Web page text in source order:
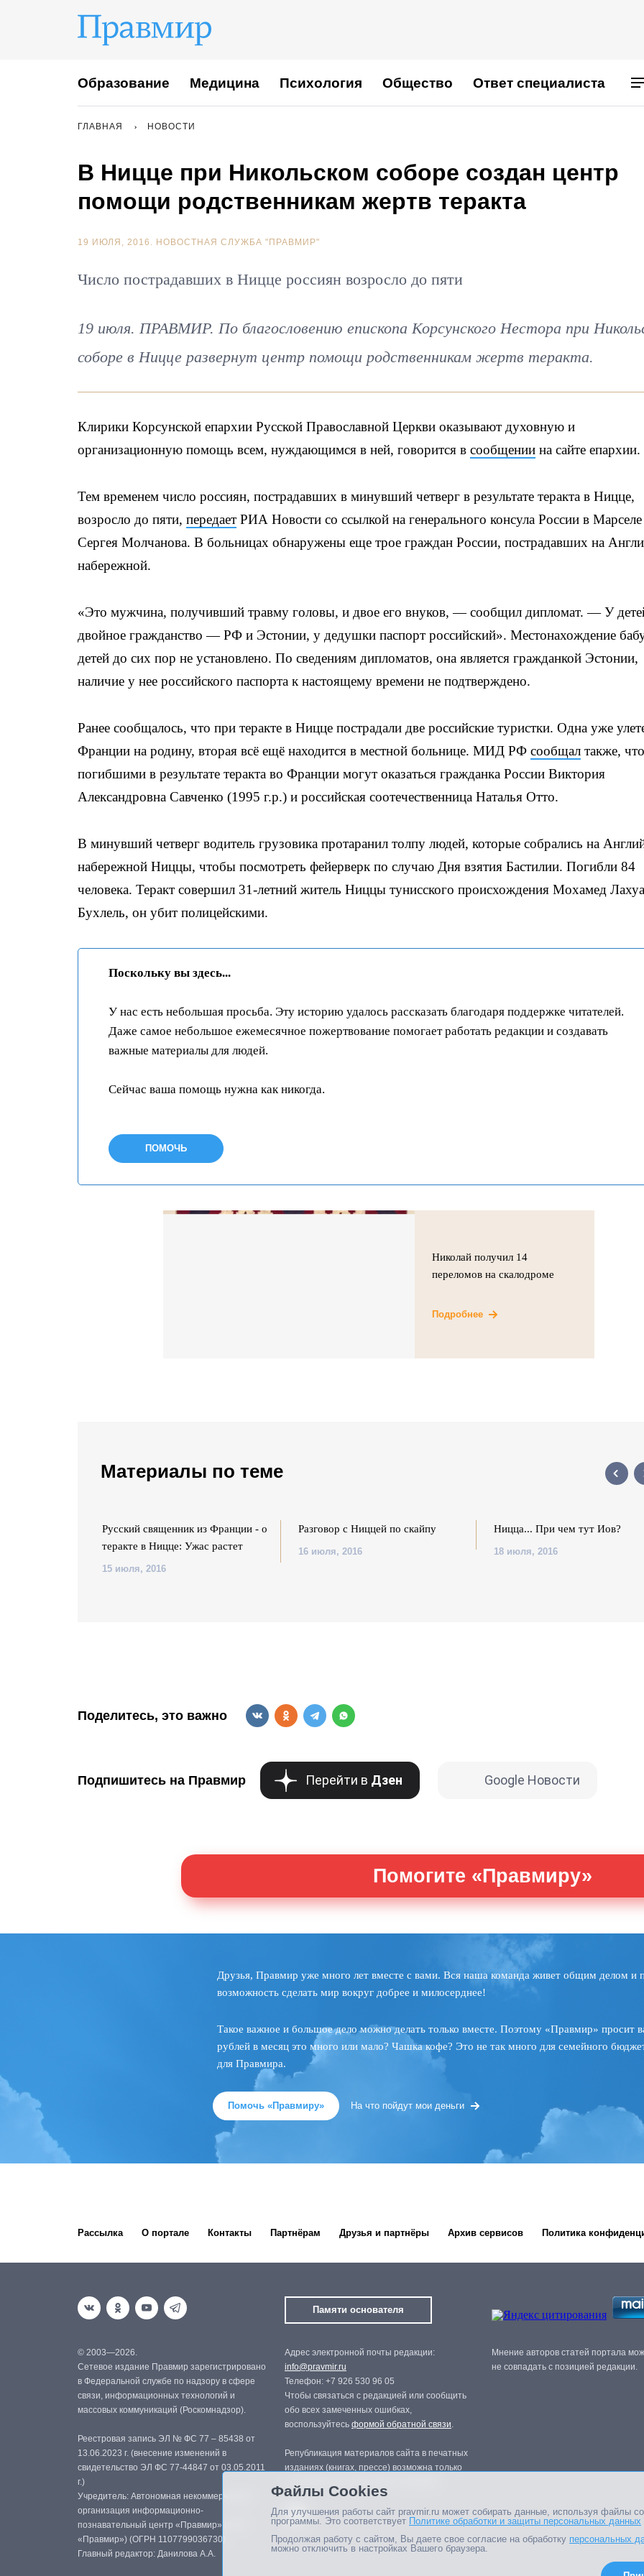
Образование Медицина Психология Общество Ответ специалиста
ГЛАВНАЯ НОВОСТИ
В Ницце при Никольском соборе создан центр
помощи родственникам жертв теракта
19 ИЮЛЯ, 2016. НОВОСТНАЯ СЛУЖБА "ПРАВМИР"
Число пострадавших в Ницце россиян возросло до пяти
19 июля. ПРАВМИР. По благословению епископа Корсунского Нестора при
соборе в Ницце развернут центр помощи родственникам жертв теракта.
Клирики Корсунской епархии Русской Православной Церкви оказывают духовную и
организационную помощь всем, нуждающимся в ней, говорится в сообщении на сайте епархии.
Тем временем число россиян, пострадавших в минувший четверг в результате теракта в Ницце,
возросло до пяти, передает РИА Новости со ссылкой на генерального консула России в Марселе
Сергея Молчанова. В больницах обнаружены еще трое граждан России, пострадавших на
набережной.
«Это мужчина, получивший травму головы, и двое его внуков, — сообщил дипломат. — У
двойное гражданство — РФ и Эстонии, у дедушки паспорт российский». Местонахождение
детей до сих пор не установлено. По сведениям дипломатов, она является гражданкой Эстонии,
наличие у нее российского паспорта к настоящему времени не подтверждено.
Ранее сообщалось, что при теракте в Ницце пострадали две российские туристки. Одна уже
Франции на родину, вторая всё ещё находится в местной больнице. МИД РФ сообщал также, что
погибшими в результате теракта во Франции могут оказаться гражданка России Виктория
Александровна Савченко (1995 г.р.) и российская соотечественница Наталья Отто.
В минувший четверг водитель грузовика протаранил толпу людей, которые собрались на
набережной Ниццы, чтобы посмотреть фейерверк по случаю Дня взятия Бастилии. Погибли 84
человека. Теракт совершил 31-летний житель Ниццы тунисского происхождения Мохамед
Бухлель, он убит полицейскими.
Поскольку вы здесь...
У нас есть небольшая просьба. Эту историю удалось рассказать благодаря поддержке читателей.
Даже самое небольшое ежемесячное пожертвование помогает работать редакции и создавать
важные материалы для людей.
Сейчас ваша помощь нужна как никогда.
ПОМОЧЬ
Николай получил 14
переломов на скалодроме
Подробнее
Материалы по теме
Русский священник из Франции - о
теракте в Ницце: Ужас растет
15 июля, 2016
Разговор с Ниццей по скайпу
16 июля, 2016
Ницца... При чем тут Иов?
18 июля, 2016
Поделитесь, это важно
Подпишитесь на Правмир Перейти в Дзен Google Новости
Помогите «Правмиру»
Друзья, Правмир уже много лет вместе с вами. Вся наша команда живет общим делом и
возможность сделать мир вокруг добрее и милосерднее!
Такое важное и большое дело можно делать только вместе. Поэтому «Правмир» просит
рублей в месяц это много или мало? Чашка кофе? Это не так много для семейного
для Правмира.
Помочь «Правмиру» На что пойдут мои деньги
Рассылка О портале Контакты Партнёрам Друзья и партнёры Архив сервисов Политика
Памяти основателя
© 2003—2026.
Сетевое издание Правмир зарегистрировано
в Федеральной службе по надзору в сфере
связи, информационных технологий и
массовых коммуникаций (Роскомнадзор).
Реестровая запись ЭЛ № ФС 77 – 85438 от
13.06.2023 г. (внесение изменений в
свидетельство ЭЛ ФС 77-44847 от 03.05.2011
г.)
Учредитель: Автономная некоммерческая
организация информационно-
познавательный центр «Правмир» (АНО
«Правмир») (ОГРН 1107799036730)
Главный редактор: Данилова А.А.
Адрес электронной почты редакции:
info@pravmir.ru
Телефон: +7 926 530 96 05
Чтобы связаться с редакцией или сообщить
обо всех замеченных ошибках,
воспользуйтесь формой обратной связи.
Републикация материалов сайта в печатных
изданиях (книгах, прессе) возможна только
Мнение авторов статей портала
не совпадать с позицией редакции.
Файлы Cookies
Для улучшения работы сайт pravmir.ru может собирать данные, используя файлы
программы. Это соответствует Политике обработки и защиты персональных данных
Продолжая работу с сайтом, Вы даете свое согласие на обработку персональных
можно отключить в настройках Вашего браузера.